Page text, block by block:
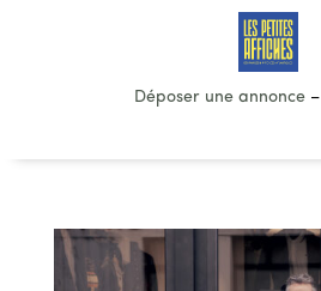
Déposer une annonce–